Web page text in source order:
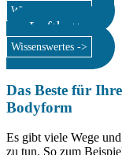
Wissenswertes ->
Luftbetten
Wissenswertes ->
Das Beste für
Bodyform
Es gibt viele Wege
zu tun. So zum